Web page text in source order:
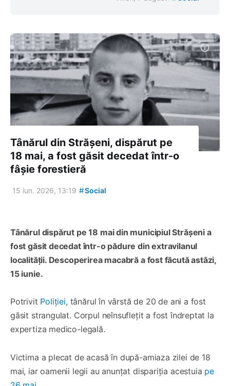
Tânărul din Strășeni, dispărut pe
18 mai, a fost găsit decedat într-o
fâșie forestieră
15 iun. 2026, 13:19 #Social
Tânărul dispărut pe 18 mai din municipiul Strășeni a
fost găsit decedat într-o pădure din extravilanul
localității. Descoperirea macabră a fost făcută astăzi,
15 iunie.
Potrivit Poliției, tânărul în vârstă de 20 de ani a fost
găsit strangulat. Corpul neînsuflețit a fost îndreptat la
expertiza medico-legală.
Victima a plecat de acasă în după-amiaza zilei de 18
mai, iar oamenii legii au anunțat dispariția acestuia pe